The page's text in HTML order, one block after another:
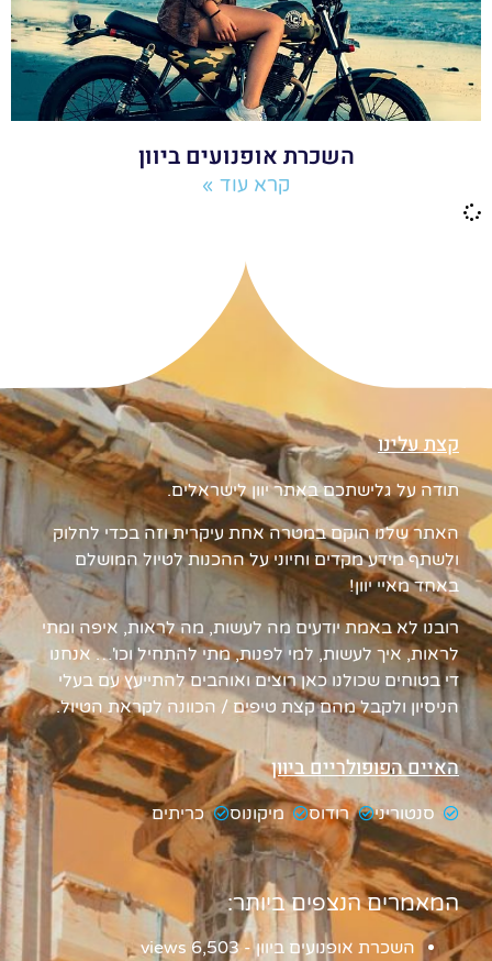
השכרת אופנועים ביוון
קרא עוד »
קצת עלינו
תודה על גלישתכם באתר יוון לישראלים.
האתר שלנו הוקם במטרה אחת עיקרית וזה בכדי לחלוק
ולשתף מידע מקדים וחיוני על ההכנות לטיול המושלם
באחד מאיי יוון!
רובנו לא באמת יודעים מה לעשות, מה לראות, איפה ומתי
לראות, איך לעשות, למי לפנות, מתי להתחיל וכו'… אנחנו
די בטוחים שכולנו כאן רוצים ואוהבים להתייעץ עם בעלי
הניסיון ולקבל מהם קצת טיפים / הכוונה לקראת הטיול.
האיים הפופולריים ביוון
סנטוריני רודוס מיקונוס כריתים
המאמרים הנצפים ביותר:
השכרת אופנועים ביוון- 6,503 views